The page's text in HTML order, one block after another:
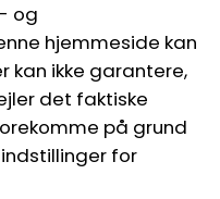
og
hjemmeside kan
kan ikke garantere,
det faktiske
på grund
for